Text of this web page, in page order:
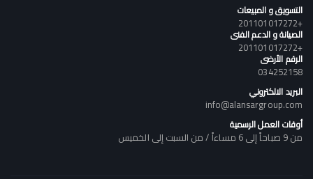
التسويق و المبيعات
+201101017272
الصيانة و الدعم الفنى
+201101017272
الرقم الأرضى
034252158
البريد الالكتروني
info@alansargroup.com
أوقات العمل الرسمية
من 9 صباحاً إلى 6 مساءاً / من السبت إلى الخميس